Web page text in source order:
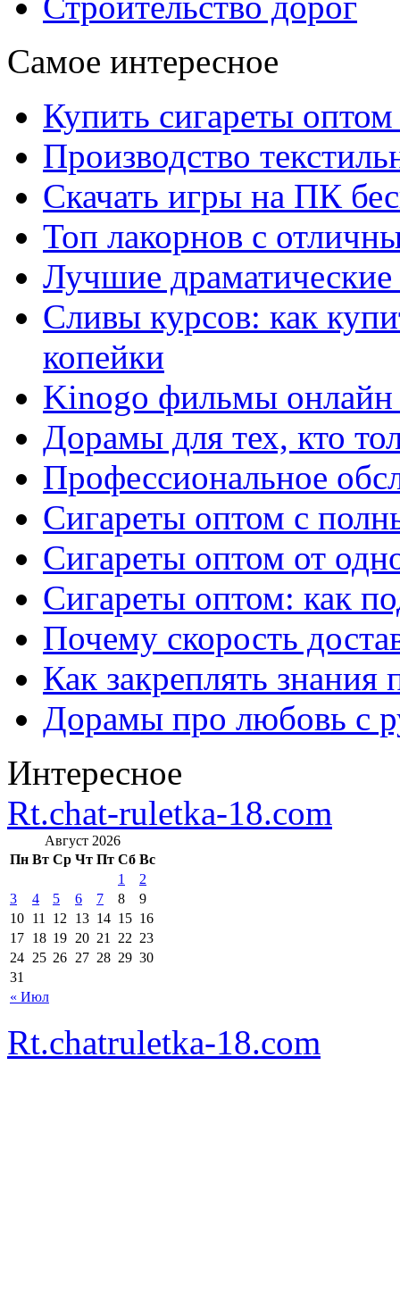
Самое интересное
Купить сигареты
Производство
Скачать игры на ПК
Топ лакорнов с
Лучшие
Сливы курсов: как
копейки
Kinogo фильмы онлайн
Дорамы для тех, кто
Профессиональное
Сигареты оптом с
Сигареты оптом от
Сигареты оптом: как
Почему скорость
Как закреплять знания
Дорамы про любовь с
Интересное
Rt.chat-ruletka-18.com
Август 2026
Пн Вт Ср Чт Пт Сб Вс
« Июл
1
2
3
4 5 6 7 8
9
10 11 12 13 14 15 16
17 18 19 20 21 22 23
24 25 26 27 28 29 30
31
Rt.chatruletka-18.com